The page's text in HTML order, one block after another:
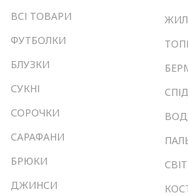
ВСІ ТОВАРИ
ФУТБОЛКИ
БЛУЗКИ
СУКНІ
СОРОЧКИ
САРАФАНИ
БРЮКИ
ДЖИНСИ